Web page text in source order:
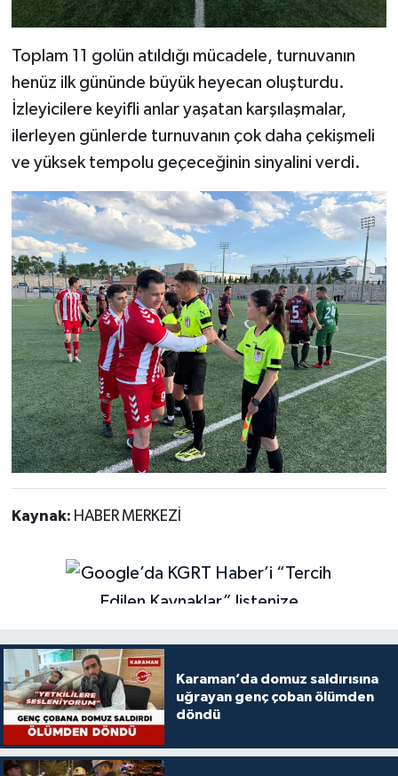
Toplam 11 golün atıldığı mücadele, turnuvanın
henüz ilk gününde büyük heyecan oluşturdu.
İzleyicilere keyifli anlar yaşatan karşılaşmalar,
ilerleyen günlerde turnuvanın çok daha çekişmeli
ve yüksek tempolu geçeceğinin sinyalini verdi.
Kaynak: HABER MERKEZİ
Karaman’da domuz saldırısına
uğrayan genç çoban ölümden
döndü